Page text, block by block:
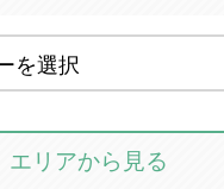
エリアから見る